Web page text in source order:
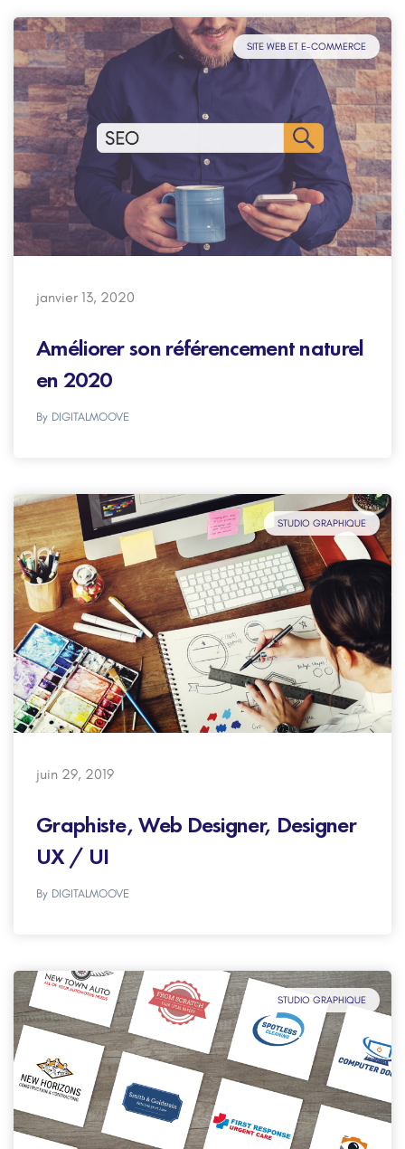
SITE WEB ET E-COMMERCE
janvier 13, 2020
Améliorer son référencement naturel
en 2020
By DIGITALMOOVE
STUDIO GRAPHIQUE
juin 29, 2019
Graphiste, Web Designer, Designer
UX / UI
By DIGITALMOOVE
STUDIO GRAPHIQUE